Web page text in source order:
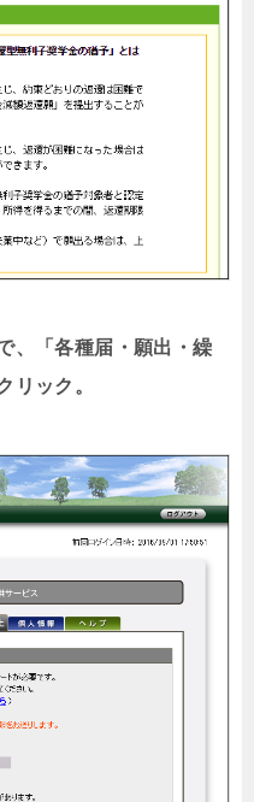
、「各種届・願出・繰
リック。